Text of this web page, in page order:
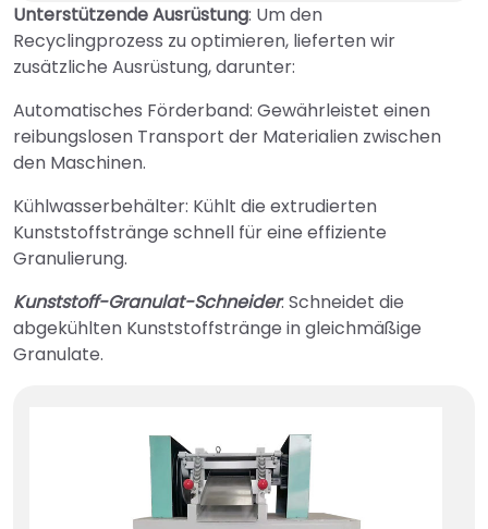
Unterstützende Ausrüstung: Um den
Recyclingprozess zu optimieren, lieferten wir
zusätzliche Ausrüstung, darunter:
Automatisches Förderband: Gewährleistet einen
reibungslosen Transport der Materialien zwischen
den Maschinen.
Kühlwasserbehälter: Kühlt die extrudierten
Kunststoffstränge schnell für eine effiziente
Granulierung.
Kunststoff-Granulat-Schneider: Schneidet die
abgekühlten Kunststoffstränge in gleichmäßige
Granulate.